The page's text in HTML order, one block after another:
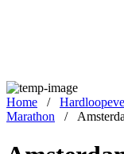
Home /
Marathon /